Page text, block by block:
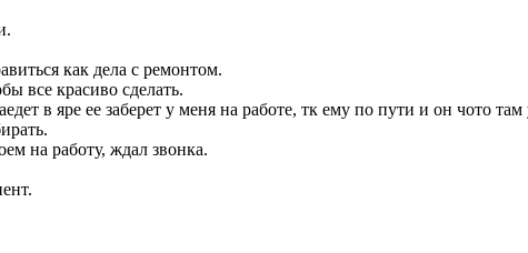
как дела с ремонтом.
все красиво сделать.
в яре ее заберет у меня на работе, тк ему по пути и он чото там
на работу, ждал звонка.